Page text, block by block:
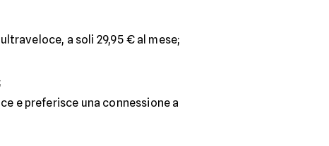
a soli 29,95 € al mese;
e preferisce una connessione a